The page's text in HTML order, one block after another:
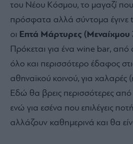
του Νέου Κόσμου, το μαγαζί
πρόσφατα αλλά σύντομα έγινε
οι Επτά Μάρτυρες
Πρόκεται για ένα wine bar, από
όλο και περισσότερο έδαφος
αθηναϊκού κοινού, για χαλαρές
Εδώ θα βρεις περισσότερες από
ενώ για εσένα που επιλέγεις
αλλάζουν καθημερινά και θα